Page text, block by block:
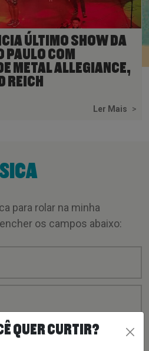
ÚLTIMO SHOW DA
PAULO COM
METAL ALLEGIANCE,
REICH
Ler Mais >
para rolar na minha
os campos abaixo:
QUER CURTIR?